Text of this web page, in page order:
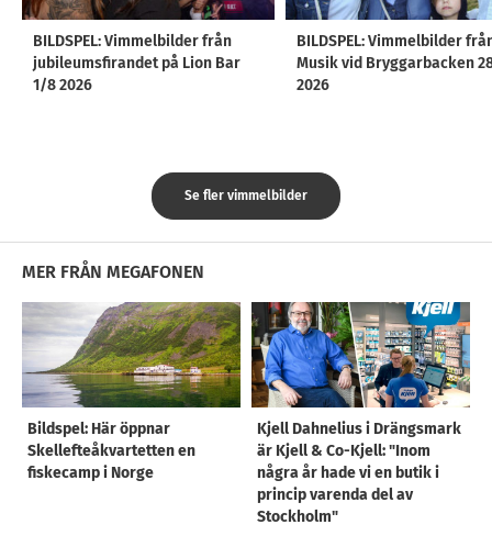
BILDSPEL: Vimmelbilder från
jubileumsfirandet på Lion Bar
1/8 2026
BILDSPEL: Vimmelbilder
Musik vid Bryggarbacken
2026
Se fler vimmelbilder
MER FRÅN MEGAFONEN
Bildspel: Här öppnar
Skellefteåkvartetten en
fiskecamp i Norge
Kjell Dahnelius i Drängsmark
är Kjell & Co-Kjell: "Inom
några år hade vi en butik i
princip varenda del av
Stockholm"